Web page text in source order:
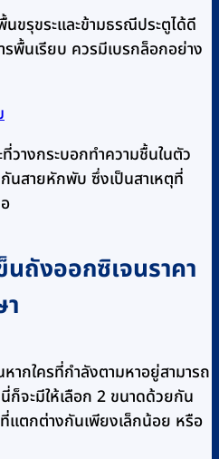
ขรุขระและข้ามธรณีประตูได้ดี
รพื้นเรียบ ควรมีเบรกล็อกอย่าง
วางกระบอกทำความชื้นในตัว
นสายหักพับ ซึ่งเป็นสาเหตุที่
ถังออกซิเจนราคา
ากใครที่กำลังตามหาอยู่สามารถ
จะมีให้เลือก 2 ขนาดด้วยกัน
แตกต่างกันเพียงเล็กน้อย หรือ